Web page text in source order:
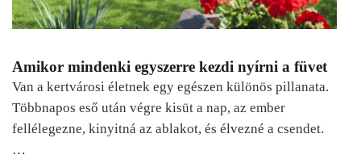
Amikor mindenki egyszerre kezdi nyírni a füvet
Van a kertvárosi életnek egy egészen különös pillanata.
Többnapos eső után végre kisüt a nap, az ember
fellélegezne, kinyitná az ablakot, és élvezné a csendet.
…